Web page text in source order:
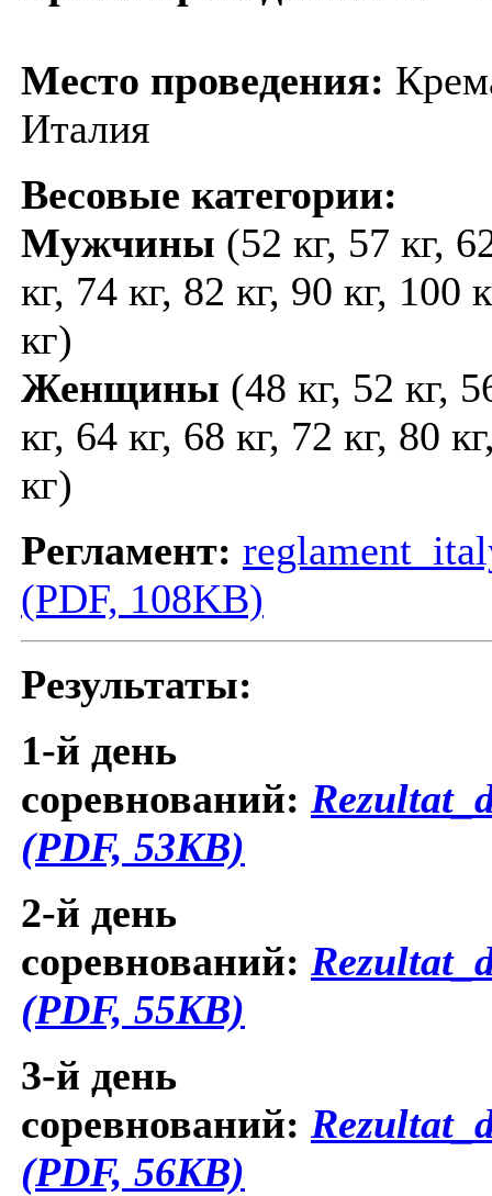
Место проведения:
Италия
Весовые категории:
Мужчины (52 кг, 57 кг,
кг, 74 кг, 82 кг, 90 кг, 100
кг)
Женщины (48 кг, 52 кг,
кг, 64 кг, 68 кг, 72 кг, 80
кг)
Регламент:
(PDF, 108KB)
Результаты:
1-й день
соревнований:
(PDF, 53KB)
2-й день
соревнований:
(PDF, 55KB)
3-й день
соревнований:
(PDF, 56KB)